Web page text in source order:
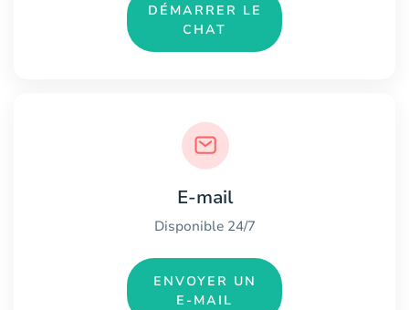
DÉMARRER LE
CHAT
E-mail
Disponible 24/7
ENVOYER UN
E-MAIL